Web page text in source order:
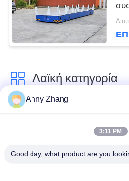
Λαϊκή κατηγορία
κάρρο μεταφοράς
κάρρο μεταφοράς
Anny Zhang
3:11 PM
Good day, what product are you